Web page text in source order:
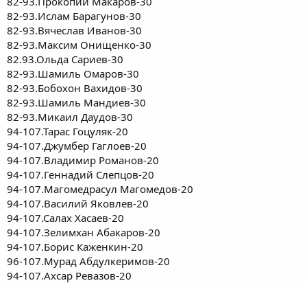
82-93.Ислам Барагунов-30
82-93.Вячеслав Иванов-30
82-93.Максим Онищенко-30
82.93.Ольда Сариев-30
82-93.Шамиль Омаров-30
82-93.Бобохон Вахидов-30
82-93.Шамиль Мандиев-30
82-93.Микаил Даудов-30
94-107.Тарас Гоцуляк-20
94-107.Джумбер Гаглоев-20
94-107.Владимир Романов-20
94-107.Геннадий Слепцов-20
94-107.Магомедрасул Магомедов-20
94-107.Василий Яковлев-20
94-107.Салах Хасаев-20
94-107.Зелимхан Абакаров-20
94-107.Борис Каженкин-20
96-107.Мурад Абдулкеримов-20
94-107.Ахсар Ревазов-20